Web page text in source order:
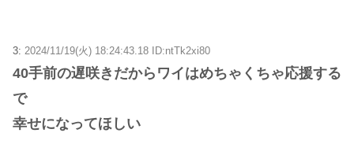
3: 2024/11/19(火) 18:24:43.18 ID:ntTk2xi80
40手前の遅咲きだからワイはめちゃくちゃ応援する
で
幸せになってほしい